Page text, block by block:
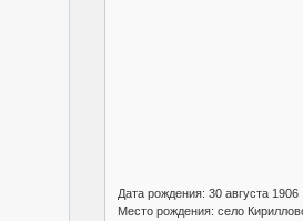
Дата рождения: 30 августа 1906
Место рождения: село